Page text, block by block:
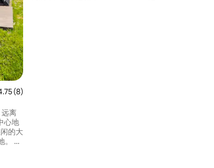
评分 4.75 分（满分 5 分），共 8 条评价
(8)
离
心地
。 每
房
忘